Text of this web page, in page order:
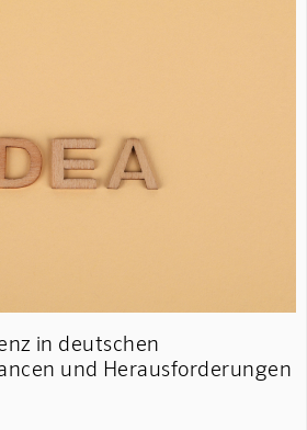
in deutschen
und Herausforderungen